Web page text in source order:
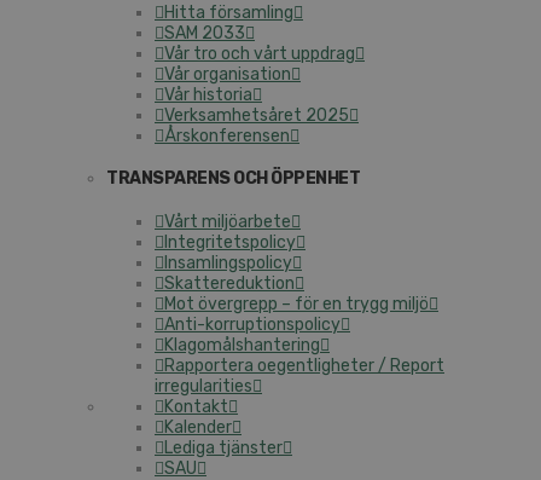
Hitta församling
SAM 2033
Vår tro och vårt uppdrag
Vår organisation
Vår historia
Verksamhetsåret 2025
Årskonferensen
TRANSPARENS OCH ÖPPENHET
Vårt miljöarbete
Integritetspolicy
Insamlingspolicy
Skattereduktion
Mot övergrepp – för en trygg miljö
Anti-korruptionspolicy
Klagomålshantering
Rapportera oegentligheter / Report
irregularities
Kontakt
Kalender
Lediga tjänster
SAU